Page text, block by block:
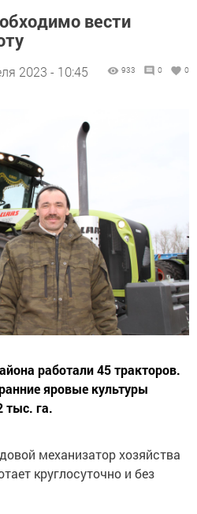
вести
2023 - 10:45 933 0 0
работали 45 тракторов.
яровые культуры
тыс. га.
механизатор хозяйства
круглосуточно и без